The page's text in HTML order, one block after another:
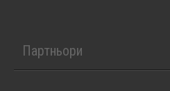
Партньори